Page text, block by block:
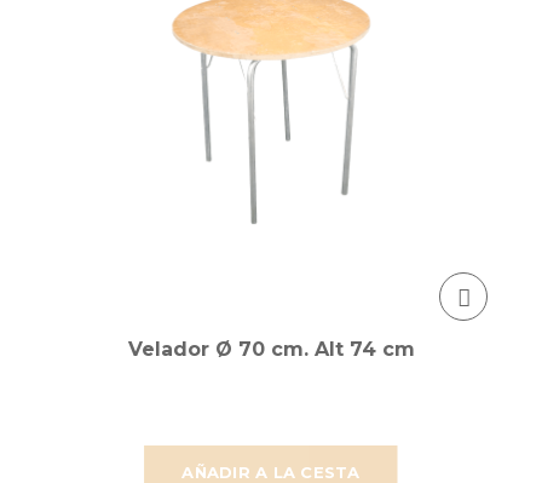
AÑADIR A LA CESTA
Velador Ø 70 cm. Alt 74 cm